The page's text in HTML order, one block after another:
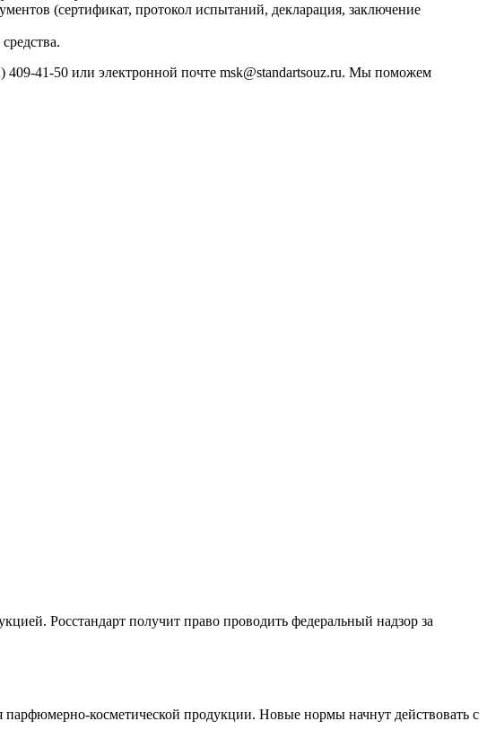
(сертификат, протокол испытаний, декларация, заключение
409-41-50 или электронной почте msk@standartsouz.ru. Мы поможем
Росстандарт получит право проводить федеральный надзор за
парфюмерно-косметической продукции. Новые нормы начнут действовать с